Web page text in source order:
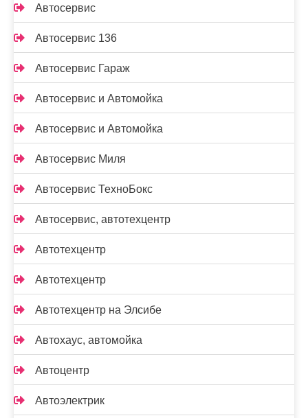
Автосервис
Автосервис 136
Автосервис Гараж
Автосервис и Автомойка
Автосервис и Автомойка
Автосервис Миля
Автосервис ТехноБокс
Автосервис, автотехцентр
Автотехцентр
Автотехцентр
Автотехцентр на Элсибе
Автохаус, автомойка
Автоцентр
Автоэлектрик